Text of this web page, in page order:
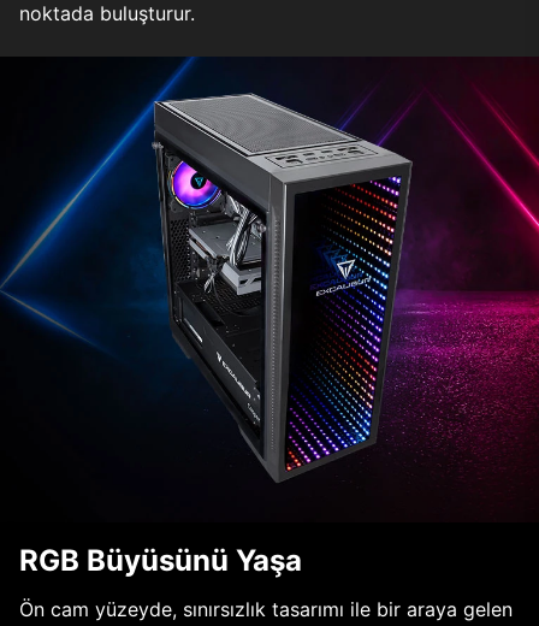
noktada buluşturur.
RGB Büyüsünü Yaşa
Ön cam yüzeyde, sınırsızlık tasarımı ile bir araya gelen